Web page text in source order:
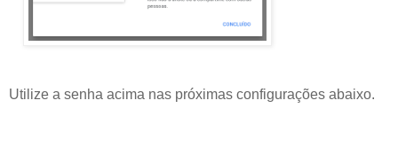
Utilize a senha acima nas próximas configurações abaixo.